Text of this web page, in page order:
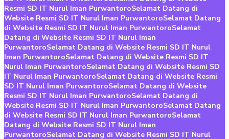
Resmi SD IT Nurul Iman PurwantoroSelamat Datang di
Website Resmi SD IT Nurul Iman PurwantoroSelamat Datang
di Website Resmi SD IT Nurul Iman PurwantoroSelamat
Datang di Website Resmi SD IT Nurul Iman
PurwantoroSelamat Datang di Website Resmi SD IT Nurul
Iman PurwantoroSelamat Datang di Website Resmi SD IT
Nurul Iman PurwantoroSelamat Datang di Website Resmi SD
IT Nurul Iman PurwantoroSelamat Datang di Website Resmi
SD IT Nurul Iman PurwantoroSelamat Datang di Website
Resmi SD IT Nurul Iman PurwantoroSelamat Datang di
Website Resmi SD IT Nurul Iman PurwantoroSelamat Datang
di Website Resmi SD IT Nurul Iman PurwantoroSelamat
Datang di Website Resmi SD IT Nurul Iman
PurwantoroSelamat Datang di Website Resmi SD IT Nurul